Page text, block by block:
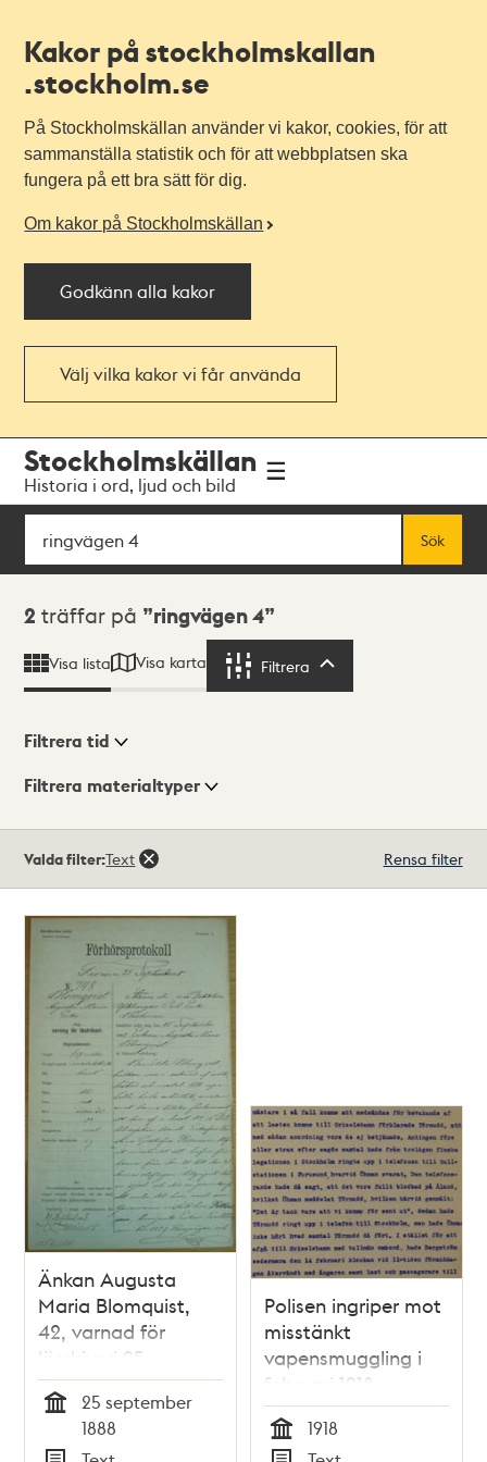
Kakor på stockholmskallan
.stockholm.se
På Stockholmskällan använder vi kakor, cookies, för att
sammanställa statistik och för att webbplatsen ska
fungera på ett bra sätt för dig.
Om kakor på Stockholmskällan
Godkänn alla kakor
Välj vilka kakor vi får använda
navigationen
huvudinnehållet
Stockholmskällan
Historia i ord, ljud och bild
Sök
Sök
Sökresultat
2 träffar på ringvägen 4
Visa lista Visa karta Filtrera
Visningsläge
Filtrera tid
Filtrera materialtyper
träffar
Valda filter:Text Rensa filter
Änkan Augusta
Maria Blomquist,
42, varnad för
lösdriveri 25
september 1888 -
polisförhör
25 september
1888
Polisen ingriper mot
misstänkt
vapensmuggling i
februari 1918
Tid
1918